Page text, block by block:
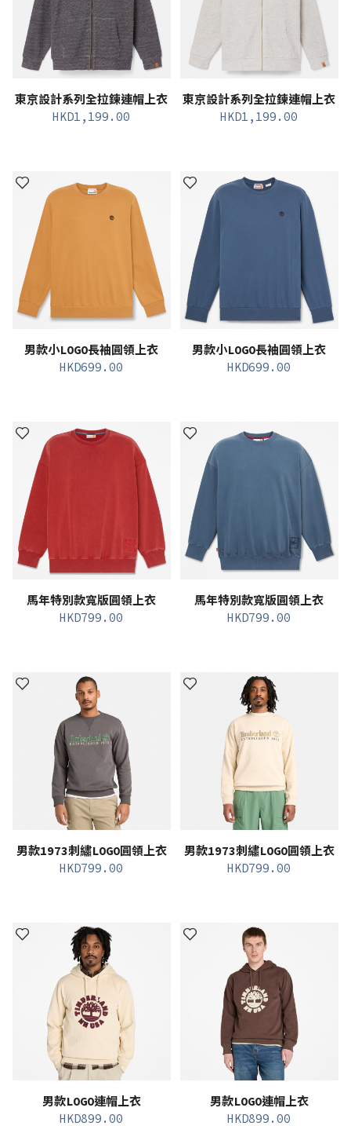
東京設計系列全拉鍊連帽上衣
HKD1,199.00
東京設計系列全拉鍊連帽上衣
HKD1,199.00
男款小LOGO長袖圓領上衣
HKD699.00
男款小LOGO長袖圓領上衣
HKD699.00
馬年特別款寬版圓領上衣
HKD799.00
馬年特別款寬版圓領上衣
HKD799.00
男款1973刺繡LOGO圓領上衣
HKD799.00
男款1973刺繡LOGO圓領上衣
HKD799.00
男款LOGO連帽上衣
HKD899.00
男款LOGO連帽上衣
HKD899.00